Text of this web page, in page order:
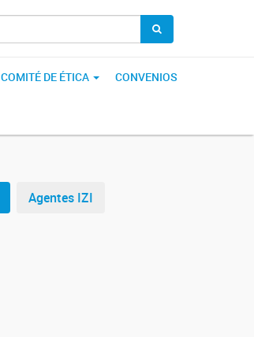
COMITÉ DE ÉTICA CONVENIOS
Agentes IZI